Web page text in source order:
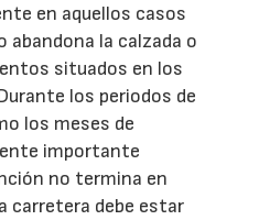
en aquellos casos
abandona la calzada o
situados en los
los periodos de
los meses de
importante
no termina en
carretera debe estar